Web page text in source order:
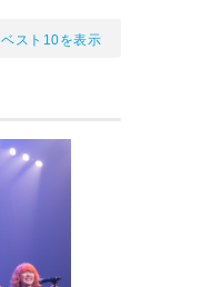
ベスト10を表示